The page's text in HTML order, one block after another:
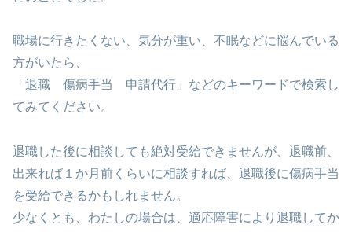
職場に行きたくない、気分が重い、不眠などに悩んでいる
方がいたら、
「退職 傷病手当 申請代行」などのキーワードで検索し
てみてください。
退職した後に相談しても絶対受給できませんが、退職前、
出来れば１か月前くらいに相談すれば、退職後に傷病手当
を受給できるかもしれません。
少なくとも、わたしの場合は、適応障害により退職してか